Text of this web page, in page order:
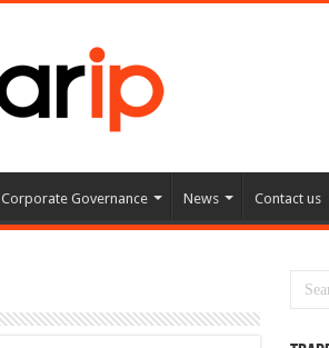
Corporate Governance News Contact us